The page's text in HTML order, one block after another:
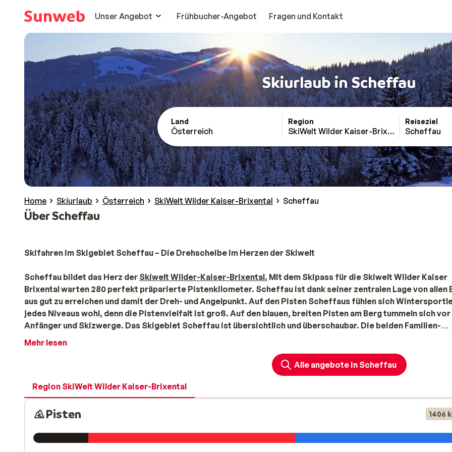
Unser Angebot
Frühbucher-Angebot Fragen und Kontakt
Skiurlaub in Scheffau
Land
Österreich
Region
SkiWelt Wilder Kaiser-Brixental
Reiseziel
Scheffau
Home Skiurlaub Österreich SkiWelt Wilder Kaiser-Brixental Scheffau
Über Scheffau
Skifahren im Skigebiet Scheffau – Die Drehscheibe im Herzen der Skiwelt
Scheffau bildet das Herz der Skiwelt Wilder-Kaiser-Brixental. Mit dem Skipass für die Skiwelt Wilder Kaiser
Brixental warten 280 perfekt präparierte Pistenkilometer. Scheffau ist dank seiner zentralen Lage von allen
aus gut zu erreichen und damit der Dreh- und Angelpunkt. Auf den Pisten Scheffaus fühlen sich
jedes Niveaus wohl, denn die Pistenvielfalt ist groß. Auf den blauen, breiten Pisten am Berg tummeln sich vor
Anfänger und Skizwerge. Das Skigebiet Scheffau ist übersichtlich und überschaubar. Die beiden Familien-
Talabfahrten bereiten Groß und Klein viel Ski vergnügen. Die Aualm- und die Osthangbah sind mit speziellen
befindet sich das Kinderland mit Zauberteppich & Förderband der Skischule Salvenmoser: ganz in der Nähe
Gondelbahn Talstation werden die Kleinen mit Spiel und Spaß langsam an das Skifahren herangeführt.
fühlen sich auf den Hängen rundum den Brandstadl wohl. Auf den anspruchsvollen Skifahrer wartet eine
Talabfahrt, die gerade am Vormittag ein wahrer Genuss ist. Dann herrscht hier noch weniger „Verkehr“. Die
Aualm-Piste garantiert Pulverschnee und ist nicht ohne Grund eine der beliebtesten Abfahrten in der
Freeridern wird das Herz bei der Moderer Route höher schlagen. Die geniale, nicht präparierte Skiroute wird
bei ausreichender Schneelage freigegeben. Ein weiteres Highlight während eines Wintersporturlaubs im
Mehr lesen
Alle angebote in Scheffau
Region SkiWelt Wilder Kaiser-Brixental
Pisten 1406